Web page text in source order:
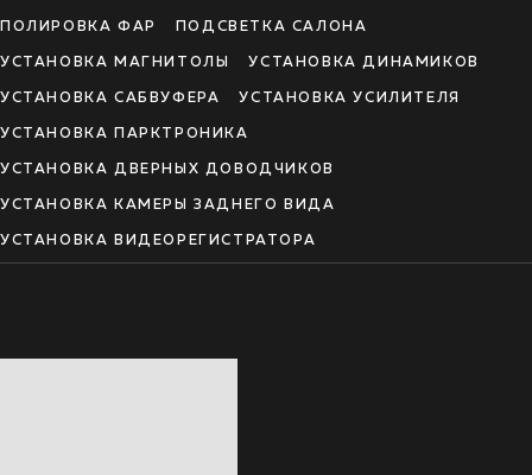
ПОЛИРОВКА ФАР ПОДСВЕТКА САЛОНА
УСТАНОВКА МАГНИТОЛЫ УСТАНОВКА ДИНАМИКОВ
УСТАНОВКА САБВУФЕРА УСТАНОВКА УСИЛИТЕЛЯ
УСТАНОВКА ПАРКТРОНИКА
УСТАНОВКА ДВЕРНЫХ ДОВОДЧИКОВ
УСТАНОВКА КАМЕРЫ ЗАДНЕГО ВИДА
УСТАНОВКА ВИДЕОРЕГИСТРАТОРА